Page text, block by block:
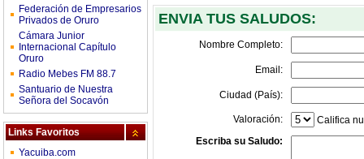
Federación de Empresarios
Privados de Oruro
Cámara Junior
Internacional Capítulo
Oruro
Radio Mebes FM 88.7
Santuario de Nuestra
Señora del Socavón
Links Favoritos
Yacuiba.com
ENVIA TUS SALUDOS:
Nombre Completo:
Email:
Ciudad (País):
Valoración:
Califica
Escriba su Saludo: